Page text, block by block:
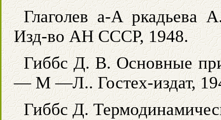
Глаголев а-А
Изд-во АН СССР, 1948.
Гиббс Д. В. Основные
— М —Л.. Гостех-издат,
Гиббс Д.